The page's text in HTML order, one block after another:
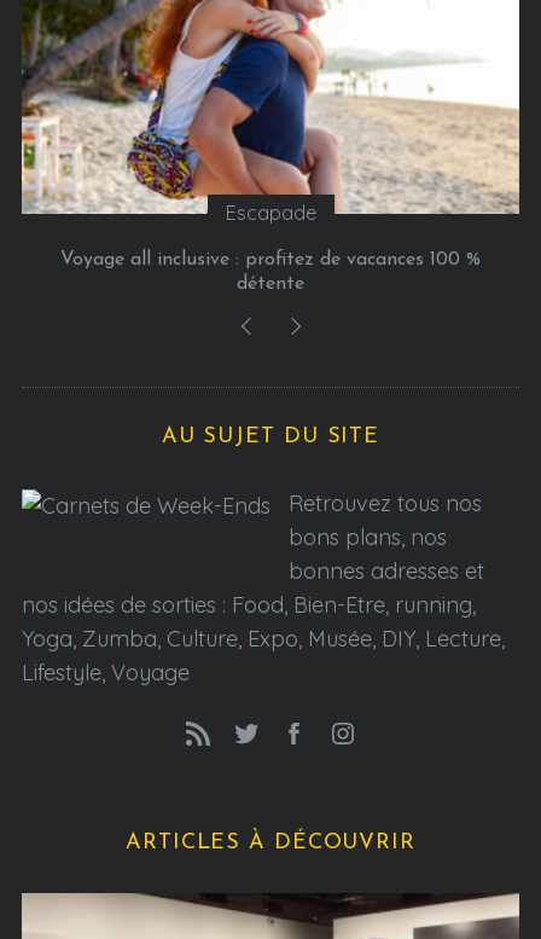
s
Escapade
Voyage all inclusive : profitez de vacances 100 %
détente
AU SUJET DU SITE
Retrouvez tous nos
bons plans, nos
bonnes adresses et
nos idées de sorties : Food, Bien-Etre, running,
Yoga, Zumba, Culture, Expo, Musée, DIY, Lecture,
Lifestyle, Voyage
ARTICLES À DÉCOUVRIR